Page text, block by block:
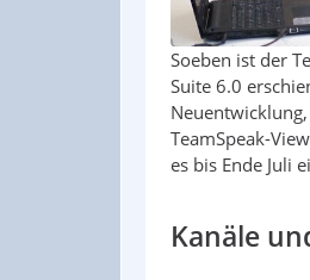
Soeben ist der
Suite 6.0
TeamSpeak-
es bis Ende Juli
Kanäle